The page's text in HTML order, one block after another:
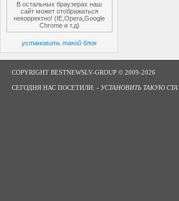
В остальных браузерах наш
сайт может отображаться
некорректно! (IE,Opera,Google
Chrome и т.д)
установить такой блок
COPYRIGHT BESTNEWSLV-GROUP © 2009-2026
СЕГОДНЯ НАС ПОСЕТИЛИ: - УСТАНОВИТЬ ТАКУЮ